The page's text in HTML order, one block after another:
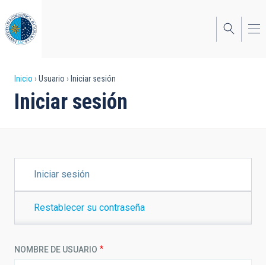
al
contenido
principal
Sobrescribir
enlaces
la
navegación
Inicio Usuario Iniciar sesión
Iniciar sesión
PRINCIPALES
Iniciar sesión
Restablecer su contraseña
NOMBRE DE USUARIO